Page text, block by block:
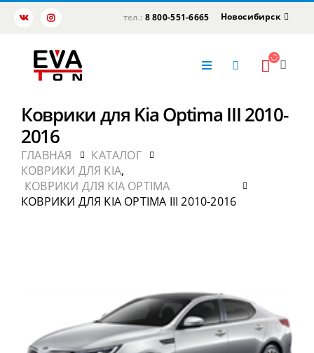
тел.: 8 800-551-6665 Новосибирск
Коврики для Kia Optima III 2010-
2016
ГЛАВНАЯ
КАТАЛОГ
КОВРИКИ ДЛЯ KIA,
КОВРИКИ ДЛЯ KIA OPTIMA
КОВРИКИ ДЛЯ KIA OPTIMA III 2010-2016